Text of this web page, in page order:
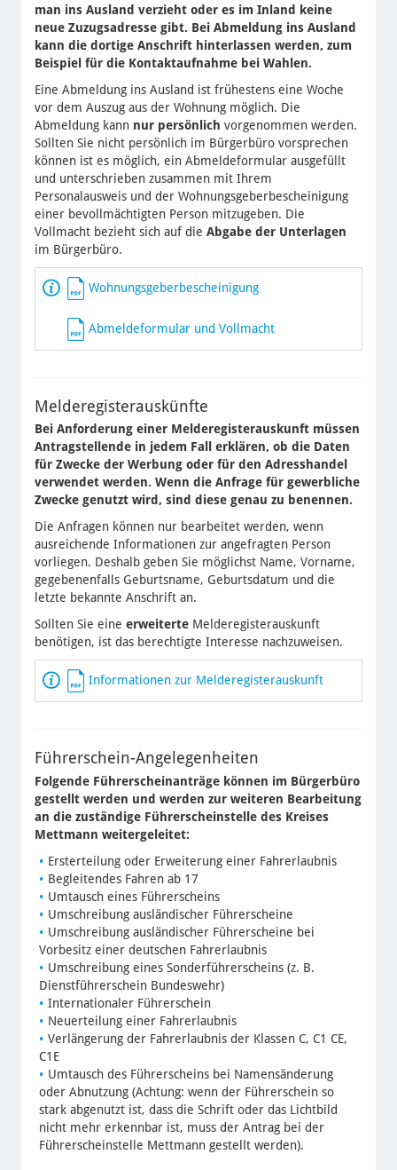
man ins Ausland verzieht oder es im Inland keine
neue Zuzugsadresse gibt. Bei Abmeldung ins Ausland
kann die dortige Anschrift hinterlassen werden, zum
Beispiel für die Kontaktaufnahme bei Wahlen.
Eine Abmeldung ins Ausland ist frühestens eine Woche
vor dem Auszug aus der Wohnung möglich. Die
Abmeldung kann nur persönlich vorgenommen werden.
Sollten Sie nicht persönlich im Bürgerbüro vorsprechen
können ist es möglich, ein Abmeldeformular ausgefüllt
und unterschrieben zusammen mit Ihrem
Personalausweis und der Wohnungsgeberbescheinigung
einer bevollmächtigten Person mitzugeben. Die
Vollmacht bezieht sich auf die Abgabe der Unterlagen
im Bürgerbüro.
Wohnungsgeberbescheinigung
Abmeldeformular und Vollmacht
Melderegisterauskünfte
Bei Anforderung einer Melderegisterauskunft müssen
Antragstellende in jedem Fall erklären, ob die Daten
für Zwecke der Werbung oder für den Adresshandel
verwendet werden. Wenn die Anfrage für gewerbliche
Zwecke genutzt wird, sind diese genau zu benennen.
Die Anfragen können nur bearbeitet werden, wenn
ausreichende Informationen zur angefragten Person
vorliegen. Deshalb geben Sie möglichst Name, Vorname,
gegebenenfalls Geburtsname, Geburtsdatum und die
letzte bekannte Anschrift an.
Sollten Sie eine erweiterteMelderegisterauskunft
benötigen, ist das berechtigte Interesse nachzuweisen.
Informationen zur Melderegisterauskunft
Führerschein-Angelegenheiten
Folgende Führerscheinanträge können im Bürgerbüro
gestellt werden und werden zur weiteren Bearbeitung
an die zuständige Führerscheinstelle des Kreises
Mettmann weitergeleitet:
Ersterteilung oder Erweiterung einer Fahrerlaubnis
Begleitendes Fahren ab 17
Umtausch eines Führerscheins
Umschreibung ausländischer Führerscheine
Umschreibung ausländischer Führerscheine bei
Vorbesitz einer deutschen Fahrerlaubnis
Umschreibung eines Sonderführerscheins (z. B.
Dienstführerschein Bundeswehr)
Internationaler Führerschein
Neuerteilung einer Fahrerlaubnis
Verlängerung der Fahrerlaubnis der Klassen C, C1 CE,
C1E
Umtausch des Führerscheins bei Namensänderung
oder Abnutzung (Achtung: wenn der Führerschein so
stark abgenutzt ist, dass die Schrift oder das Lichtbild
nicht mehr erkennbar ist, muss der Antrag bei der
Führerscheinstelle Mettmann gestellt werden).